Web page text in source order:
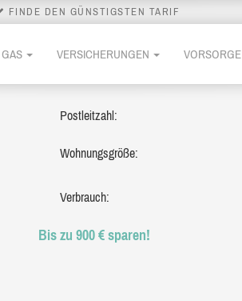
FINDE DEN GÜNSTIGSTEN TARIF
VERSICHERUNGEN VORSORGE
Postleitzahl:
Wohnungsgröße:
Verbrauch:
Bis zu 900 € sparen!